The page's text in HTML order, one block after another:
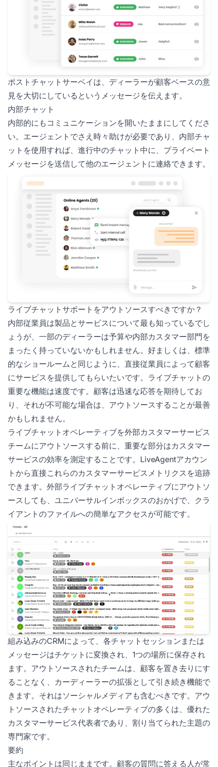
ポストチャットサーベイは、ディーラーが顧客ベースの意
見を大切にしているというメッセージを伝えます。
内部チャット
内部的にもコミュニケーションを開いたままにしてくださ
い。エージェントでさえ時々助けが必要であり、内部チャ
ットを使用すれば、進行中のチャット中に、プライベート
メッセージを送信して他のエージェントに連絡できます。
ライブチャットサポートをアウトソースすべきですか？
内部従業員は製品とサービスについて最も知っているでし
ょうが、一部のディーラーは予算や内部カスタマー部門を
まったく持っていないかもしれません。好ましくは、標準
的なショールームと同じように、直接従業員によって顧客
にサービスを提供してもらいたいです。ライブチャットの
重要な機能は速度です。顧客は迅速な応答を期待してお
り、それが不可能な場合は、アウトソースすることが最善
かもしれません。
ライブチャットオペレーティブを外部カスタマーサービス
チームにアウトソースする前に、重要な部分はカスタマー
サービスの効率を測定することです。LiveAgentアカウン
トから直接これらのカスタマーサービスメトリクスを追跡
できます。外部ライブチャットオペレーティブにアウトソ
ースしても、ユニバーサルインボックスのおかげで、クラ
イアントのファイルへの簡単なアクセスが可能です。
組み込みのCRMによって、各チャットセッションまたは
メッセージはチケットに変換され、1つの場所に保存され
ます。アウトソースされたチームは、顧客を置き去りにす
ることなく、カーディーラーの拡張として引き続き機能で
きます。それはソーシャルメディアも含むべきです。アウ
トソースされたチャットオペレーティブの多くは、優れた
カスタマーサービス代表者であり、割り当てられた主題の
専門家です。
要約
主なポイントは同じままです。顧客の質問に答える人が常